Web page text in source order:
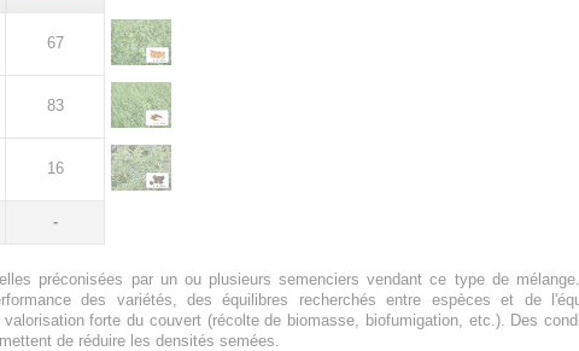
67
83
16
-
préconisées par un ou plusieurs semenciers vendant ce type de
des variétés, des équilibres recherchés entre espèces et de
forte du couvert (récolte de biomasse, biofumigation, etc.). Des
de réduire les densités semées.